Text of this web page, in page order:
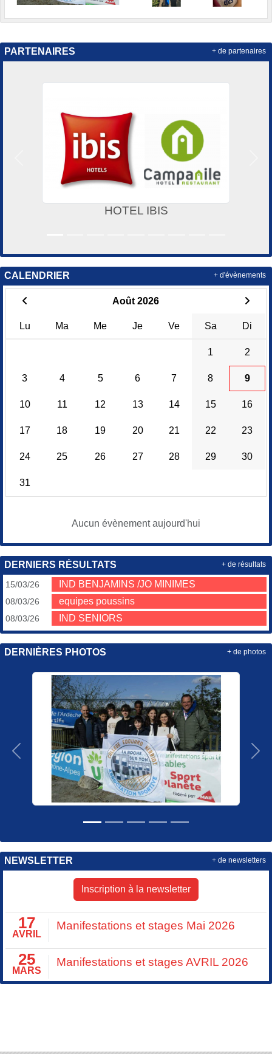
PARTENAIRES
HOTEL IBIS
+ de partenaires
CALENDRIER
Août 2026
Lu Ma Me Je Ve Sa Di
1 2
3 4 5 6 7 8 9
10 11 12 13 14 15 16
17 18 19 20 21 22 23
24 25 26 27 28 29 30
31
Aucun évènement aujourd'hui
+ d'évènements
DERNIERS RÉSULTATS
15/03/26 IND BENJAMINS /JO MINIMES
08/03/26 equipes poussins
08/03/26 IND SENIORS
+ de résultats
DERNIÈRES PHOTOS
Précedent
+ de photos
NEWSLETTER
Inscription à la newsletter
17
AVRIL
Manifestations et stages Mai 2026
25
MARS
Manifestations et stages AVRIL 2026
+ de newsletters